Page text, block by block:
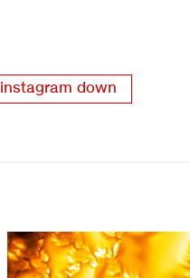
instagram down